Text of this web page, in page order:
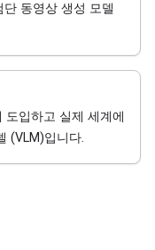
동영상 생성 모델
입하고 실제 세계에
(VLM)입니다.